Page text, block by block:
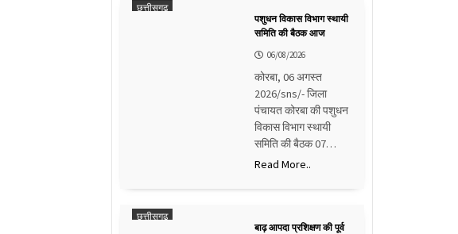
छत्तीसगढ़
पशुधन विकास विभाग स्थायी
समिति की बैठक आज
06/08/2026
कोरबा, 06 अगस्त
2026/sns/- जिला
पंचायत कोरबा की पशुधन
विकास विभाग स्थायी
समिति की बैठक 07…
Read More..
छत्तीसगढ़
बाढ़ आपदा प्रशिक्षण की पूर्व